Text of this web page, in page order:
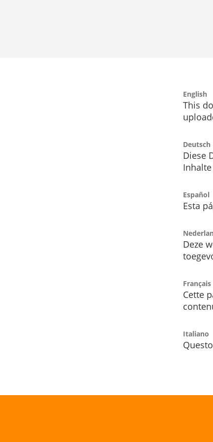
English
This
Deutsch
Diese
Español
Esta
Deze
Français
Cette
Italiano